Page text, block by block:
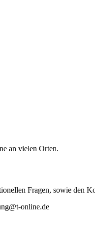
an vielen Orten.
Fragen, sowie den
online.de